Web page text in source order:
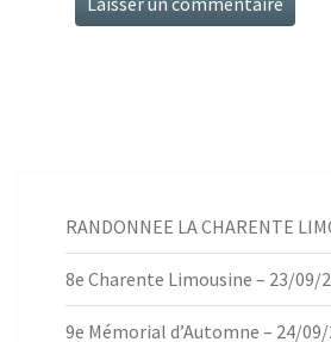
RANDONNEE LA CHARENTE
8e Charente Limousine – 23/09/
9e Mémorial d’Automne – 24/09/